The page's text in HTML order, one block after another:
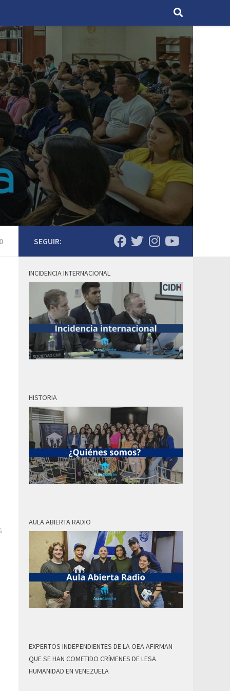
SEGUIR:
INCIDENCIA INTERNACIONAL
HISTORIA
AULA ABIERTA RADIO
EXPERTOS INDEPENDIENTES DE LA OEA AFIRMAN
QUE SE HAN COMETIDO CRÍMENES DE LESA
HUMANIDAD EN VENEZUELA